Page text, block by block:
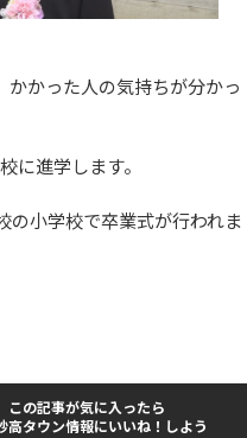
かかった人の気持ちが分かっ
に進学します。
の小学校で卒業式が行われま
この記事が気に入ったら
高タウン情報にいいね！しよう